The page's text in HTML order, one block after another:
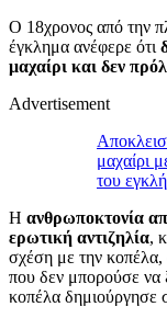
Ο 18χρονος από την
έγκλημα ανέφερε ότι
μαχαίρι και δεν
Advertisement
μαχαίρι
του
Η ανθρωποκτονία
ερωτική αντιζηλία,
σχέση με την κοπέλα,
που δεν μπορούσε να
κοπέλα δημιούργησε